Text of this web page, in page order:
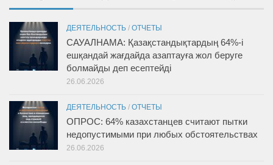
ДЕЯТЕЛЬНОСТЬ / ОТЧЕТЫ
САУАЛНАМА: Қазақстандықтардың 64%-і
ешқандай жағдайда азаптауға жол беруге
болмайды деп есептейді
26.06.2026
ДЕЯТЕЛЬНОСТЬ / ОТЧЕТЫ
ОПРОС: 64% казахстанцев считают пытки
недопустимыми при любых обстоятельствах
26.06.2026